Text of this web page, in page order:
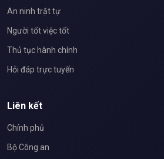
An ninh trật tự
Người tốt việc tốt
Thủ tục hành chính
Hỏi đáp trực tuyến
Liên kết
Chính phủ
Bộ Công an